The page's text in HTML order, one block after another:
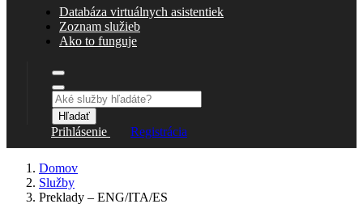
Databáza virtuálnych asistentiek
Zoznam služieb
Ako to funguje
Hľadať
Prihlásenie Registrácia
Domov
Služby
Preklady – ENG/ITA/ES